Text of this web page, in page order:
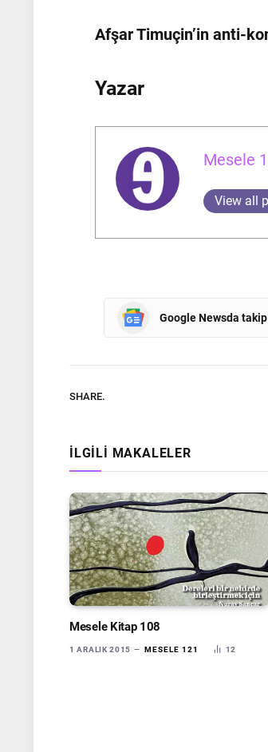
Afşar Timuçin’in anti-
Yazar
Mesele
View all
Google Newsda
SHARE.
İLGILI MAKALELER
Mesele Kitap 108
1 ARALIK 2015 MESELE 121 12